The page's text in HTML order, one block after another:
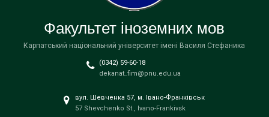
Факультет іноземних мов
Карпатський національний університет імені Василя Стефаника
(0342) 59-60-18
dekanat_fim@pnu.edu.ua
вул. Шевченка 57, м. Івано-Франківськ
57 Shevchenko St., Ivano-Frankivsk